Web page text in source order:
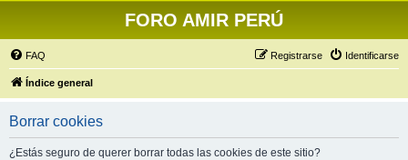
FORO AMIR PERÚ
FAQ Identificarse
Registrarse
Índice general
Borrar cookies
¿Estás seguro de querer borrar todas las cookies de este sitio?